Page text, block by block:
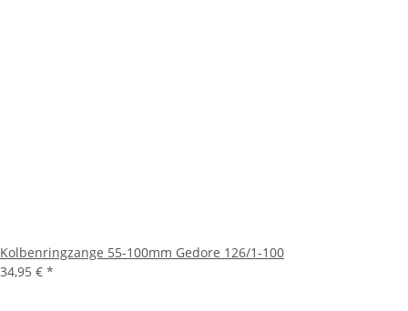
Kolbenringzange 55-100mm Gedore 126/1-100
34,95 € *